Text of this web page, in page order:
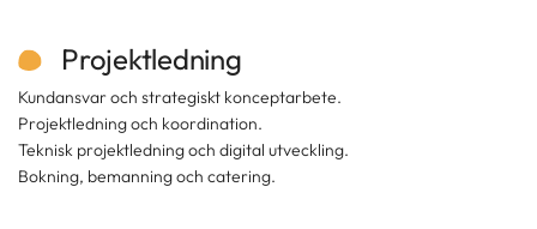
Projektledning
Kundansvar och strategiskt konceptarbete.
Projektledning och koordination.
Teknisk projektledning och digital utveckling.
Bokning, bemanning och catering.